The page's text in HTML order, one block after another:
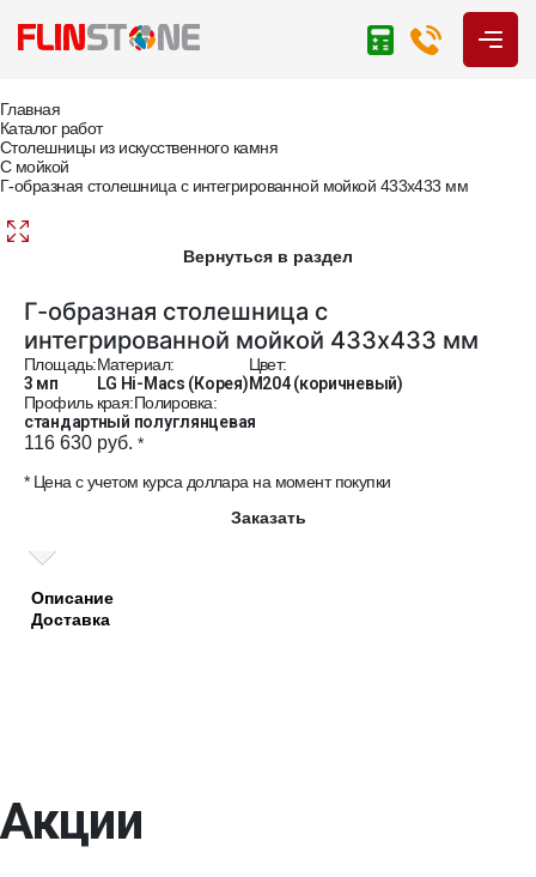
Главная
Каталог работ
Столешницы из искусственного камня
С мойкой
Г-образная столешница с интегрированной мойкой 433х433 мм
Вернуться в раздел
Г-образная столешница с
интегрированной мойкой 433х433 мм
Площадь:
3 мп
Материал:
LG Hi-Macs (Корея)
Цвет:
M204 (коричневый)
Профиль края:
стандартный
Полировка:
полуглянцевая
116 630 руб. *
* Цена с учетом курса доллара на момент покупки
Заказать
Описание
Доставка
Акции